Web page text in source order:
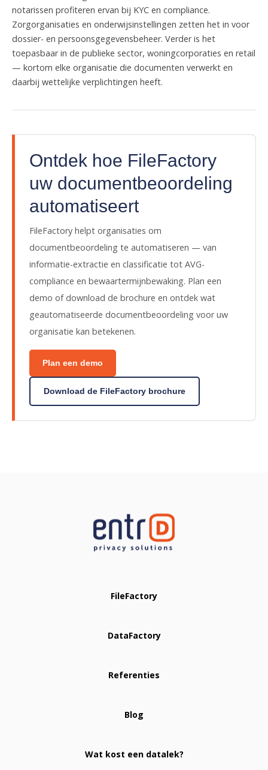
notarissen profiteren ervan bij KYC en compliance.
Zorgorganisaties en onderwijsinstellingen zetten het in voor
dossier- en persoonsgegevensbeheer. Verder is het
toepasbaar in de publieke sector, woningcorporaties en retail
— kortom elke organisatie die documenten verwerkt en
daarbij wettelijke verplichtingen heeft.
Ontdek hoe FileFactory
uw documentbeoordeling
automatiseert
FileFactory helpt organisaties om
documentbeoordeling te automatiseren — van
informatie-extractie en classificatie tot AVG-
compliance en bewaartermijnbewaking. Plan een
demo of download de brochure en ontdek wat
geautomatiseerde documentbeoordeling voor uw
organisatie kan betekenen.
Plan een demo
Download de FileFactory brochure
FileFactory
DataFactory
Referenties
Blog
Wat kost een datalek?